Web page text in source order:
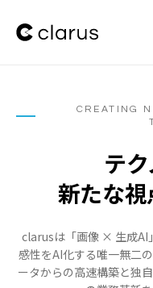
CREATING
テ
新たな視
clarusは「画像 × 生成AI
感性をAI化する唯一無二
ータからの高速構築と独